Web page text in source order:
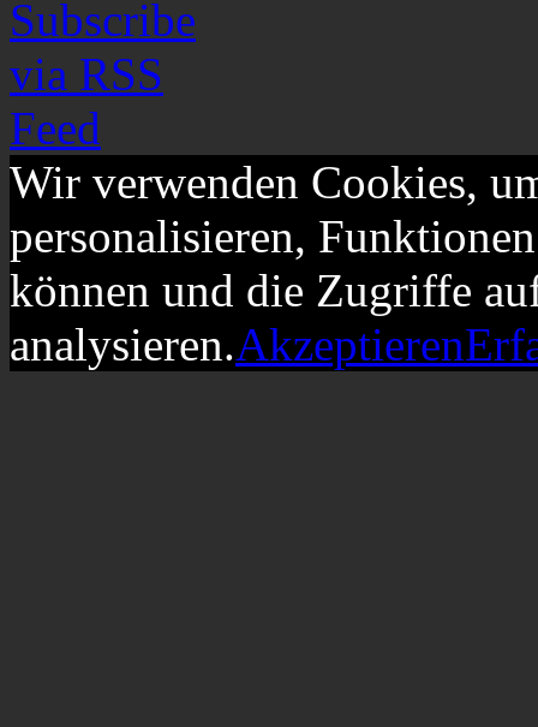
Wir verwenden Cookies,
personalisieren,
können und die Zugriffe
analysieren.Akzeptieren